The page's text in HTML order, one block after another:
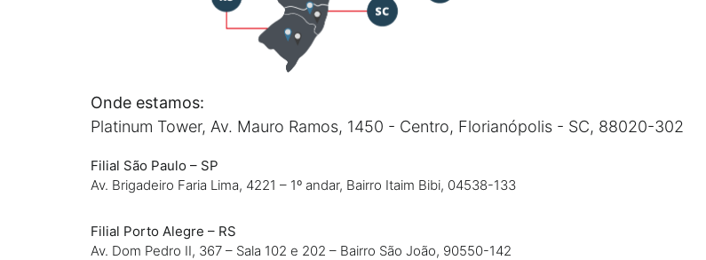
Onde estamos:
Platinum Tower, Av. Mauro Ramos, 1450 - Centro, Florianópolis - SC, 88020-302
Filial São Paulo – SP
Av. Brigadeiro Faria Lima, 4221 – 1º andar, Bairro Itaim Bibi, 04538-133
Filial Porto Alegre – RS
Av. Dom Pedro II, 367 – Sala 102 e 202 – Bairro São João, 90550-142